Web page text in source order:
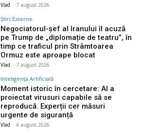
Vlad - 7 august 2026
Știri Externe
Negociatorul-șef al Iranului îl acuză
pe Trump de „diplomație de teatru”, în
timp ce traficul prin Strâmtoarea
Ormuz este aproape blocat
Vlad - 7 august 2026
Inteligența Artificială
Moment istoric în cercetare: AI a
proiectat virusuri capabile să se
reproducă. Experții cer măsuri
urgente de siguranță
Vlad - 6 august 2026